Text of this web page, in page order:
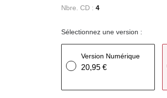
Nbre. CD : 4
Sélectionnez une version :
Version Numérique
20,95 €